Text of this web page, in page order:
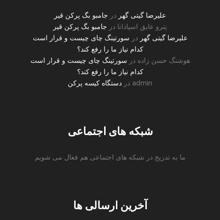
علیرضا گیتی گهر در جامبو بگ پرکن قیر
پترو عایق اسپادانا در جامبو بگ پرکن قیر
علیرضا گیتی گهر در سورتینگ چای چیست و قرار است
کدام نیاز ما را رفع کند؟
هوشنگ حسن زاده در سورتینگ چای چیست و قرار است
کدام نیاز ما را رفع کند؟
admin در دستگاه کیسه پرکن
شبکه های اجتماعی
ما به تدریج در شبکه های اجتماعی هم فعال می شویم
آخرین ارسالی ها